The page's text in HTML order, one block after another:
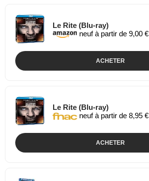
Le Rite (Blu-ray)
neuf à partir de 9,00 €
ACHETER
Le Rite (Blu-ray)
neuf à partir de 8,95 €
ACHETER